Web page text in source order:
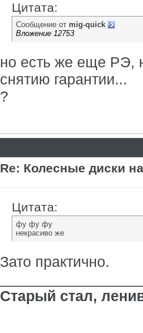
Цитата:
Сообщение от mig-quick
Вложение 12753
но есть же еще РЭ,
снятию гарантии...
?
Re: Колесные диски
Цитата:
фу фу фу
некрасиво же
Зато практично.
Старый стал,